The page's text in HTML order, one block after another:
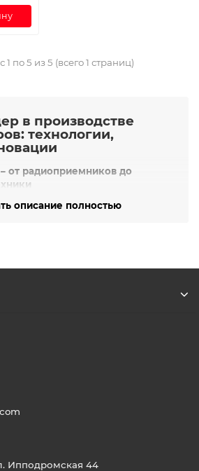
1 по 5 из 5 (всего 1 страниц)
в производстве
технологии,
от радиоприемников до
выпуска радиоприемников, а
инновации и патенты
описание полностью
Ипподромская 44